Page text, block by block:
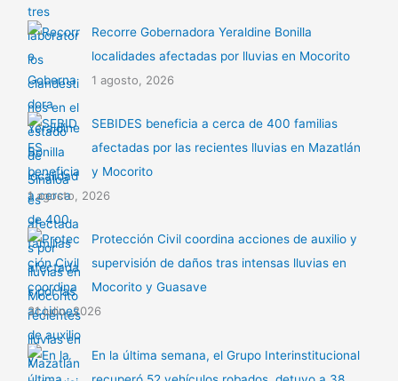
Recorre Gobernadora Yeraldine Bonilla
localidades afectadas por lluvias en Mocorito
1 agosto, 2026
SEBIDES beneficia a cerca de 400 familias
afectadas por las recientes lluvias en Mazatlán
y Mocorito
1 agosto, 2026
Protección Civil coordina acciones de auxilio y
supervisión de daños tras intensas lluvias en
Mocorito y Guasave
31 julio, 2026
En la última semana, el Grupo Interinstitucional